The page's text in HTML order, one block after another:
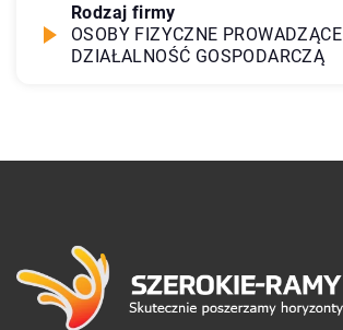
Rodzaj firmy
OSOBY FIZYCZNE PROWADZĄCE
DZIAŁALNOŚĆ GOSPODARCZĄ